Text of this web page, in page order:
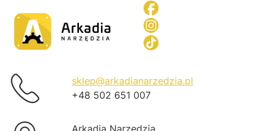
sklep@arkadianarzedzia.pl
+48 502 651 007